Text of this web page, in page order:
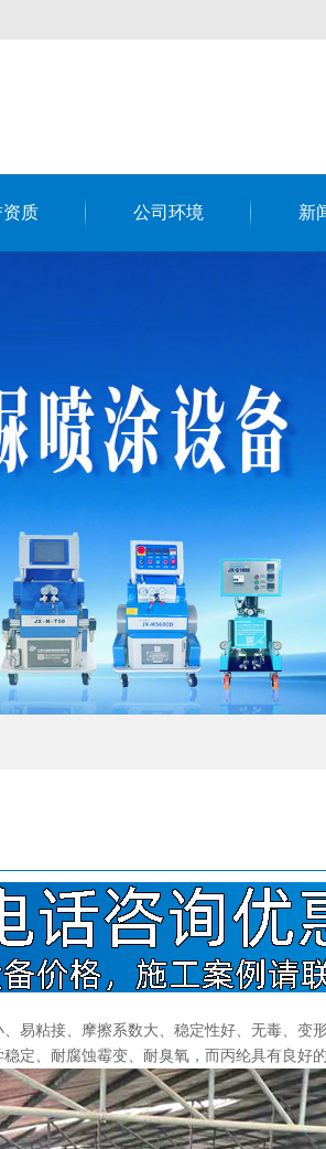
质 公司环境 新
易粘接、摩擦系数大、稳定性好、无毒、变
定、耐腐蚀霉变、耐臭氧，而丙纶具有良好的